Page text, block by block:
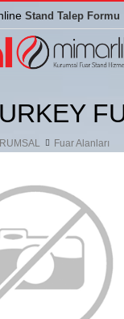
Stand Talep Formu
Fuar Alanları